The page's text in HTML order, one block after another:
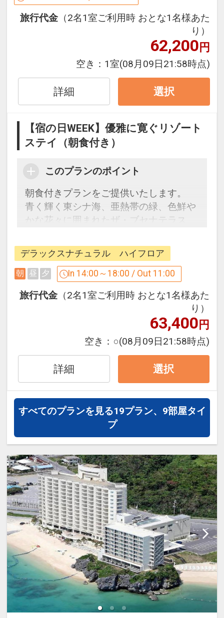
ホテルにご確認くださいますようお願い
・0～5歳のお子様は、同室の大人1名に
対し1名添寝でご利用いただけます。
■チェックイン14：00～■
美しい海を臨むロビーにてチェックイン
意しております。
在■
整えられたスタンダードルーム。
チや、屋内外に設けられたプール、優雅
なクルージングメニュー等、多彩なアク
ティビティでリゾートヴァカンスをいっ
そう楽しく彩ります。
ビーチ（通年営業）／屋外プール（4-10
月）／屋内プール（通年営業）
■サックスの生演奏”サウンド・オブ・サ
ンセット”のご案内■
サンセットの時間に合わせ、黄金色に染
るサックスの音色をお楽しみいただけま
す。
■ご朝食のご案内■
【カフェテラス「ラ・ティーダ」／洋食
ブッフェ】
テラス席では美しい海を眺めながら、ブ
ッフェで多彩なお料理をお楽しみいただ
けます。
※事前の予告なく変更となる場合がござ
います。予めご了承ください。
■チェックアウト11：00■
【小さなお子様とご宿泊されるお客様
へ】
旅行代金 （2名1室ご利用時 おとな1名様あた
り）
62,200円
空き： 1室(08月09日21:58時点)
詳細 選択
【宿の日WEEK】優雅に寛ぐリゾート
ステイ（朝食付き）
このプランのポイント
朝食付きプランをご提供いたします。
青く輝く東シナ海、亜熱帯の緑、色鮮や
かな花々に囲まれたザ・ブセナテラス
□ご予約にあたっての注意事項□
・館内施設の営業時間やサービス内容は
変更となる場合がございます。詳しくは
ホテルにご確認くださいますようお願い
・0～5歳のお子様は、同室の大人1名に
対し1名添寝でご利用いただけます。
■チェックイン14：00～■
美しい海を臨むロビーにてチェックイン
のお手続き。ウェルカムドリンクもご用
意しております。
■デラックスナチュラルタイプでのご滞
居心地の良いナチュラルなインテリアで
整えられたスタンダードルーム。
■アクティビティのご案内■
約760ｍもの白い砂浜が続く美しいビー
チや、屋内外に設けられたプール、優雅
なクルージングメニュー等、多彩なアク
ティビティでリゾートヴァカンスをいっ
そう楽しく彩ります。
ビーチ（通年営業）／屋外プール（4-10
月）／屋内プール（通年営業）
デラックスナチュラル ハイフロア
朝 昼 夕 In 14:00～18:00 / Out 11:00
旅行代金 （2名1室ご利用時 おとな1名様あた
り）
63,400円
空き： ○(08月09日21:58時点)
詳細 選択
すべてのプランを見る19プラン、9部屋タイ
プ